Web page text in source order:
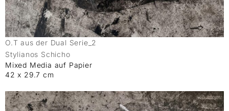
O.T aus der Dual Serie_2
Stylianos Schicho
Mixed Media auf Papier
42 x 29.7 cm